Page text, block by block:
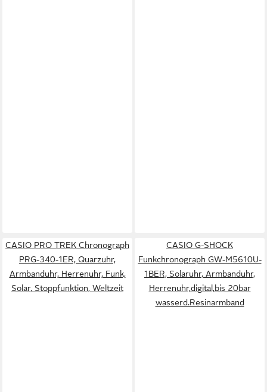
CASIO PRO TREK Chronograph
PRG-340-1ER, Quarzuhr,
Armbanduhr, Herrenuhr, Funk,
Solar, Stoppfunktion, Weltzeit
CASIO G-SHOCK
Funkchronograph GW-M5610U-
1BER, Solaruhr, Armbanduhr,
Herrenuhr,digital,bis 20bar
wasserd.Resinarmband